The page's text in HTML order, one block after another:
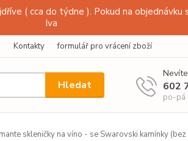
( cca do týdne ). Pokud na
Iva
Kontakty formulář pro vrácení zboží
Hledat 602
po-pá
skleničky na víno - se Swarovski kamínky (bez